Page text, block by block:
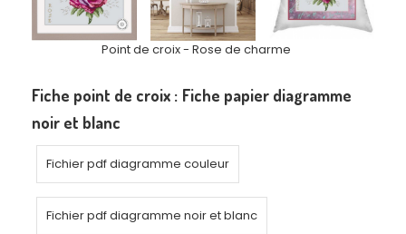
Point de croix - Rose de charme
Fiche point de croix : Fiche papier diagramme
noir et blanc
Fichier pdf diagramme couleur
Fichier pdf diagramme noir et blanc